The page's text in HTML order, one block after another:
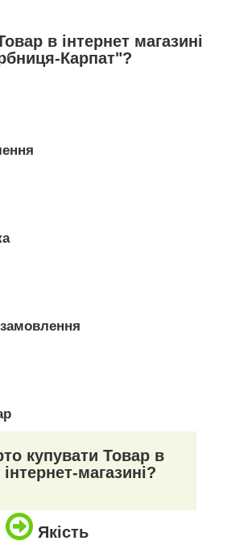
в інтернет магазині
Карпат"?
купувати Товар в
магазині?
Якість